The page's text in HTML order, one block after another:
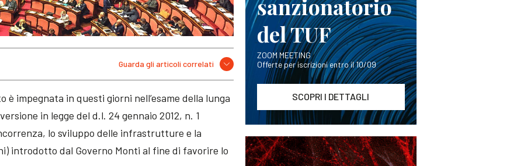
Guarda gli articoli correlati
è impegnata in questi giorni nell’esame della lunga
in legge del d.l. 24 gennaio 2012, n. 1
lo sviluppo delle infrastrutture e la
introdotto dal Governo Monti al fine di favorire lo
sanzionatorio
del TUF
ZOOM MEETING
Offerte per iscrizioni entro il 10/09
SCOPRI I DETTAGLI